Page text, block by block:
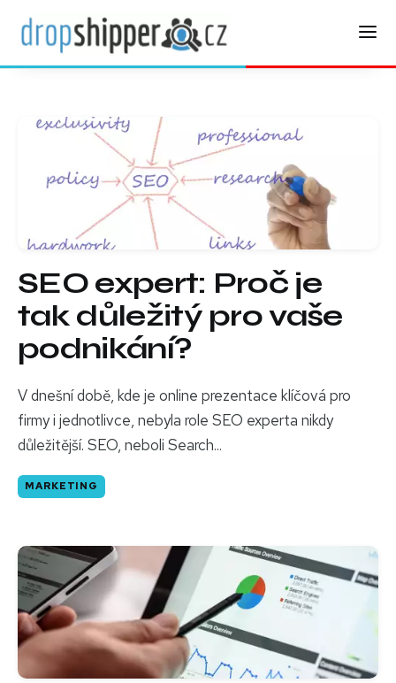
SEO expert: Proč je
tak důležitý pro vaše
podnikání?
V dnešní době, kde je online prezentace klíčová pro
firmy i jednotlivce, nebyla role SEO experta nikdy
důležitější. SEO, neboli Search...
MARKETING